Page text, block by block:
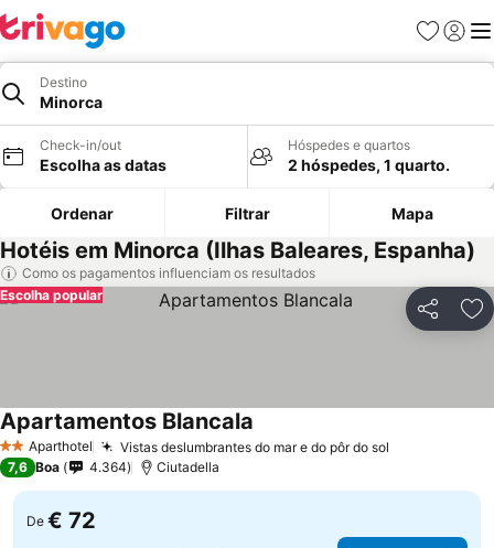
Favoritos
Iniciar
Destino
Minorca
Check-in/out
Escolha as datas
Hóspedes e quartos
2 hóspedes, 1 quarto.
Ordenar Filtrar Mapa
Hotéis em Minorca (Ilhas Baleares, Espanha)
Como os pagamentos influenciam os resultados
Partilhar
Escolha popular
2 EstrelasAparthotel Vistas deslumbrantes do mar e do pôr do sol
Apartamentos Blancala
7,6 Boa 4.364 Ciutadella
De € 72